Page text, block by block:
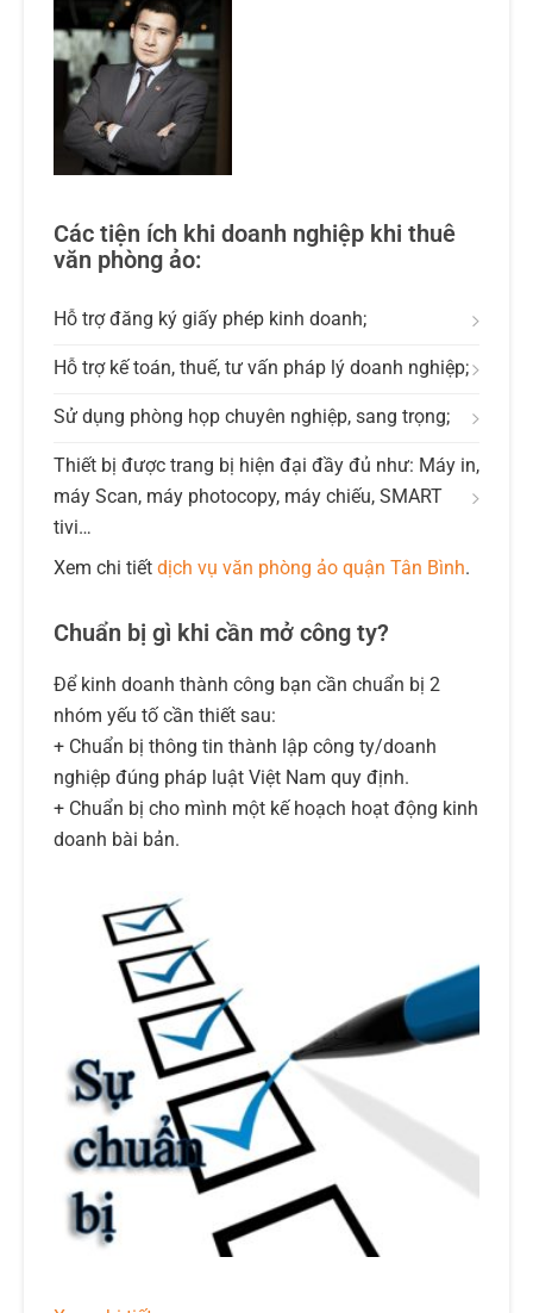
Các tiện ích khi doanh nghiệp khi thuê
văn phòng ảo:
Hỗ trợ đăng ký giấy phép kinh doanh;
Hỗ trợ kế toán, thuế, tư vấn pháp lý doanh nghiệp;
Sử dụng phòng họp chuyên nghiệp, sang trọng;
Thiết bị được trang bị hiện đại đầy đủ như: Máy in,
máy Scan, máy photocopy, máy chiếu, SMART
tivi…
Xem chi tiết dịch vụ văn phòng ảo quận Tân Bình.
Chuẩn bị gì khi cần mở công ty?
Để kinh doanh thành công bạn cần chuẩn bị 2
nhóm yếu tố cần thiết sau:
+ Chuẩn bị thông tin thành lập công ty/doanh
nghiệp đúng pháp luật Việt Nam quy định.
+ Chuẩn bị cho mình một kế hoạch hoạt động kinh
doanh bài bản.